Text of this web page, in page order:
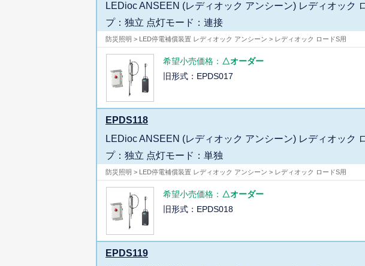
LEDioc ANSEEN (レディオック アンシーン) レディオック
プ：独立 点灯モード：連接
防災照明 > LED停電補償装置 レディオック アンシーン > レディオック ロードS用
希望小売価格： △オーダー
旧形式：EPDS017
EPDS118
LEDioc ANSEEN (レディオック アンシーン) レディオック
プ：独立 点灯モード：単独
防災照明 > LED停電補償装置 レディオック アンシーン > レディオック ロードS用
希望小売価格： △オーダー
旧形式：EPDS018
EPDS119